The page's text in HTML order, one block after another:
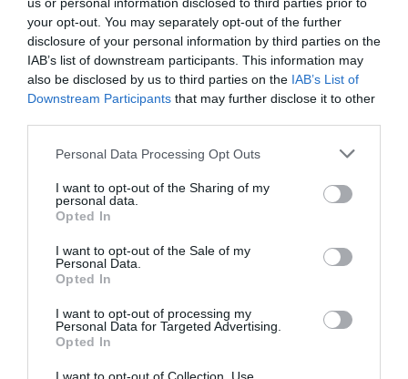
your opt-out. You may separately opt-out of the further
disclosure of your personal information by third parties on the
IAB’s list of downstream participants. This information may
also be disclosed by us to third parties on the IAB’s List of
Downstream Participants that may further disclose it to other
Personal Data Processing Opt Outs
I want to opt-out of the Sharing of my
personal data.
Opted In
I want to opt-out of the Sale of my
Personal Data.
Opted In
I want to opt-out of processing my
Personal Data for Targeted Advertising.
Opted In